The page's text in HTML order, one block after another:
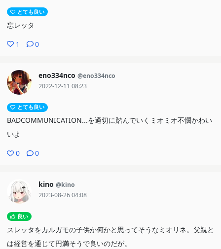
これは経営の話だけど、信用は何にでも通用する話。ミオリネはス
レッタからの信用の意味を軽視している
を勘違いしてしまった二人の仲違いは何を生んでしまうのか？
とても良い
忘レッタ
1 0
eno334nco @eno334nco
2022-12-11 08:23
とても良い
BADCOMMUNICATION...を適切に踏んでいくミオミオ不憫かわい
いよ
0 0
kino @kino
2023-08-26 04:08
良い
スレッタをカルガモの子供か何かと思ってそうなミオリネ。父親と
は経営を通じて円満そうで良いのだが。